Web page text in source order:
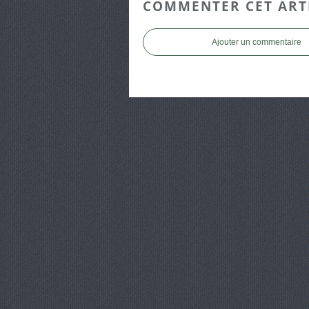
COMMENTER CET
Ajouter un commentaire